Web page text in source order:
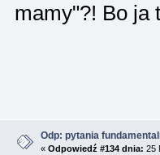
mamy"?! Bo ja
Odp: pytania
« Odpowiedź #134 dnia: 25